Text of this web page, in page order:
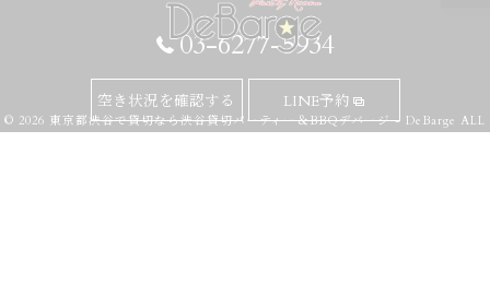
03-6277-5934
空き状況を確認する LINE予約
© 2026 東京都渋谷で貸切なら渋谷貸切パーティー＆BBQデバージ - DeBarge ALL